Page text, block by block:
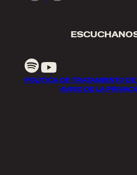
POLITICA DE TRATAMIENTO
AVISO DE LA